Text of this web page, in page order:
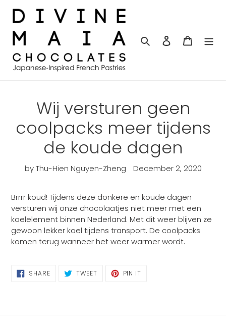
Search Log in Cart
Wij versturen geen
coolpacks meer tijdens
de koude dagen
by Thu-Hien Nguyen-Zheng December 2, 2020
Brrrr koud! Tijdens deze donkere en koude dagen
versturen wij onze chocolaatjes niet meer met een
koelelement binnen Nederland. Met dit weer blijven ze
gewoon lekker koel tijdens transport. De coolpacks
komen terug wanneer het weer warmer wordt.
SHARESHARE
ON
TWEETTWEET PIN IT